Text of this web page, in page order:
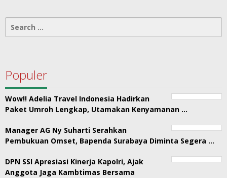
Search
Populer
Wow!! Adelia Travel Indonesia Hadirkan
Paket Umroh Lengkap, Utamakan Kenyamanan …
Manager AG Ny Suharti Serahkan
Pembukuan Omset, Bapenda Surabaya Diminta Segera …
DPN SSI Apresiasi Kinerja Kapolri, Ajak
Anggota Jaga Kambtimas Bersama